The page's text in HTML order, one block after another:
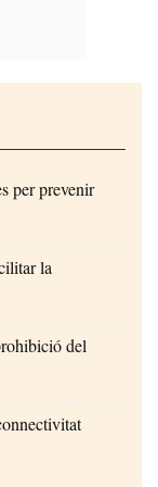
per prevenir
la
del